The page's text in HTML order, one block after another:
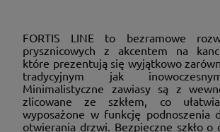
FORTIS LINE to bezramowe
prysznicowych z akcentem na
które prezentują się wyjątkowo
tradycyjnym jak
Minimalistyczne zawiasy są z
zlicowane ze szkłem, co ułatwia
wyposażone w funkcję podnoszenia
otwierania drzwi. Bezpieczne szkło o